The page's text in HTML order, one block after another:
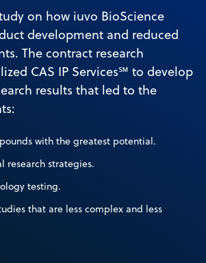
on how iuvo BioScience
development and reduced
The contract research
CAS IP Services℠ to develop
results that led to the
with the greatest potential.
research strategies.
testing.
that are less complex and less